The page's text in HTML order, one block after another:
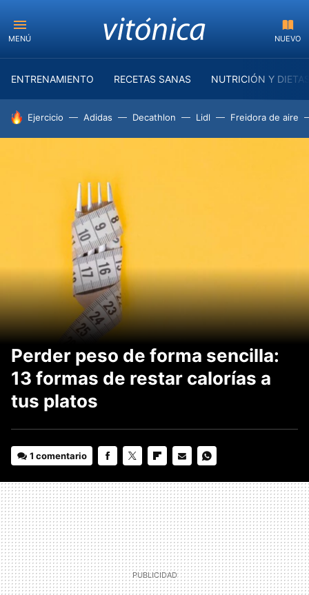
MENÚ NUEVO
ENTRENAMIENTO RECETAS SANAS NUTRICIÓN Y
HOY SE HABLA DE
Ejercicio Adidas Decathlon Lidl Freidora de aire
Perder peso de forma sencilla:
13 formas de restar calorías a
tus platos
1 comentario
MAIL